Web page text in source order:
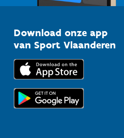
Download onze app
van Sport Vlaanderen